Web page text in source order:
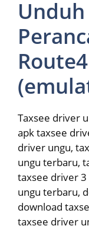
Taxsee driver
apk taxsee
driver ungu,
ungu terbaru,
taxsee driver
ungu terbaru,
download
taxsee driver